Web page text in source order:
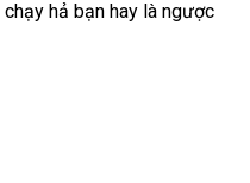
hả bạn hay là ngược